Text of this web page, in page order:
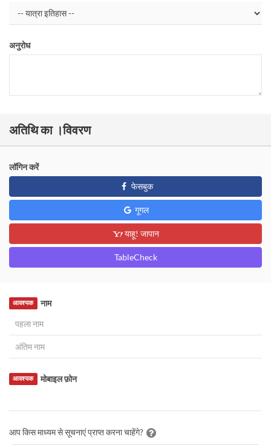
अनुरोध
अतिथि का ।विवरण
लॉगिन करें
फेसबुक
गूगल
याहू! जापान
TableCheck
नाम
आवश्यक
मोबाइल फ़ोन
आवश्यक
आप किस माध्यम से सूचनाएं प्राप्त करना चाहेंगे?